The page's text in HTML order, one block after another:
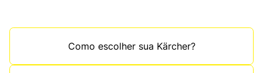
Como escolher sua Kärcher?